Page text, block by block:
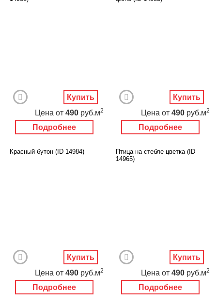
Подробнее
Цена от 490 руб.м2
Купить
Подробнее
Цена от 490 руб.м2
Купить
Красный бутон (ID 14984)
Подробнее
Цена от 490 руб.м2
Купить
Птица на стебле цветка (ID
14965)
Подробнее
Цена от 490 руб.м2
Купить